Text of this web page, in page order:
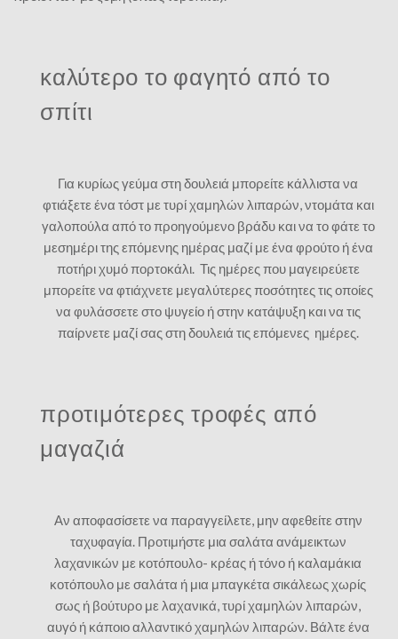
καλύτερο το φαγητό από το
σπίτι
Για κυρίως γεύμα στη δουλειά μπορείτε κάλλιστα να
φτιάξετε ένα τόστ με τυρί χαμηλών λιπαρών, ντομάτα και
γαλοπούλα από το προηγούμενο βράδυ και να το φάτε το
μεσημέρι της επόμενης ημέρας μαζί με ένα φρούτο ή ένα
ποτήρι χυμό πορτοκάλι. Τις ημέρες που μαγειρεύετε
μπορείτε να φτιάχνετε μεγαλύτερες ποσότητες τις οποίες
να φυλάσσετε στο ψυγείο ή στην κατάψυξη και να τις
παίρνετε μαζί σας στη δουλειά τις επόμενες ημέρες.
προτιμότερες τροφές από
μαγαζιά
Αν αποφασίσετε να παραγγείλετε, μην αφεθείτε στην
ταχυφαγία. Προτιμήστε μια σαλάτα ανάμεικτων
λαχανικών με κοτόπουλο- κρέας ή τόνο ή καλαμάκια
κοτόπουλο με σαλάτα ή μια μπαγκέτα σικάλεως χωρίς
σως ή βούτυρο με λαχανικά, τυρί χαμηλών λιπαρών,
αυγό ή κάποιο αλλαντικό χαμηλών λιπαρών. Βάλτε ένα